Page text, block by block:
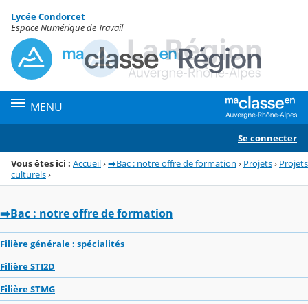
Menu de la rubrique
Contenu
Lycée Condorcet
Espace Numérique de Travail
MENU
Se connecter
Vous êtes ici : Accueil›➡️Bac : notre offre de formation › Projets› Projets
culturels›
➡️Bac : notre offre de formation
Filière générale : spécialités
Filière STI2D
Filière STMG